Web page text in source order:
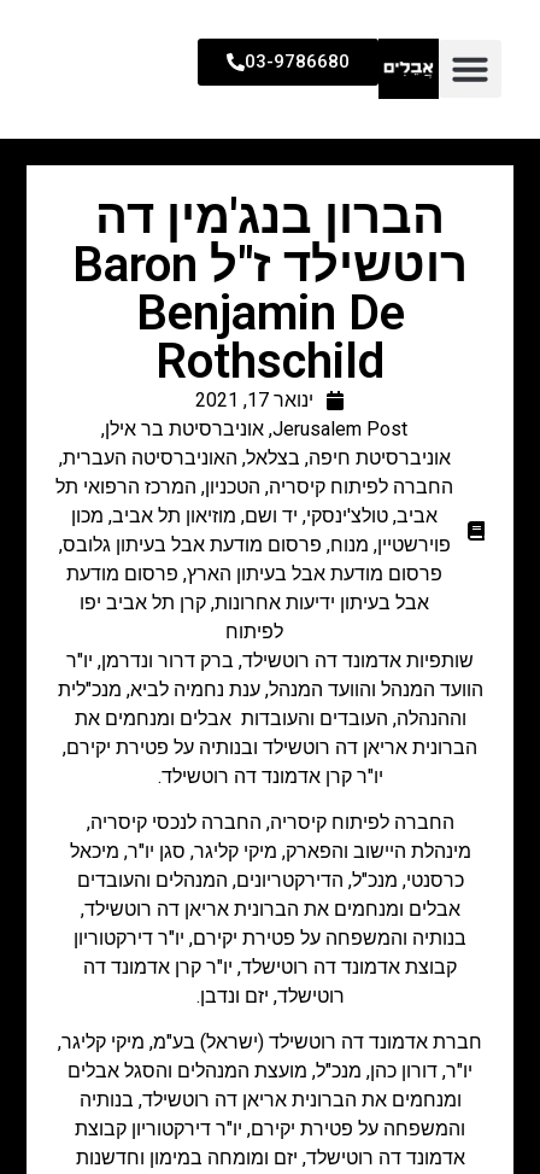
03-9786680
הברון בנג'מין דה
רוטשילד ז"ל Baron
Benjamin De
Rothschild
ינואר 17, 2021
Jerusalem Post
, אוניברסיטת בר אילן,
אוניברסיטת חיפה, בצלאל, האוניברסיטה העברית,
החברה לפיתוח קיסריה, הטכניון, המרכז הרפואי תל
אביב, טולצ'ינסקי, יד ושם, מוזיאון תל אביב, מכון
פוירשטיין, מנוח, פרסום מודעת אבל בעיתון גלובס,
פרסום מודעת אבל בעיתון הארץ, פרסום מודעת
אבל בעיתון ידיעות אחרונות, קרן תל אביב יפו
לפיתוח
שותפיות אדמונד דה רוטשילד, ברק דרור ונדרמן, יו"ר
הוועד המנהל והוועד המנהל, ענת נחמיה לביא, מנכ"לית
וההנהלה, העובדים והעובדות אבלים ומנחמים את
הברונית אריאן דה רוטשילד ובנותיה על פטירת יקירם,
יו"ר קרן אדמונד דה רוטשילד.
החברה לפיתוח קיסריה, החברה לנכסי קיסריה,
מינהלת היישוב והפארק, מיקי קליגר, סגן יו"ר, מיכאל
כרסנטי, מנכ"ל, הדירקטריונים, המנהלים והעובדים
אבלים ומנחמים את הברונית אריאן דה רוטשילד,
בנותיה והמשפחה על פטירת יקירם, יו"ר דירקטוריון
קבוצת אדמונד דה רוטישלד, יו"ר קרן אדמונד דה
רוטישלד, יזם ונדבן.
חברת אדמונד דה רוטשילד (ישראל) בע"מ, מיקי קליגר,
יו"ר, דורון כהן, מנכ"ל, מועצת המנהלים והסגל אבלים
ומנחמים את הברונית אריאן דה רוטשילד, בנותיה
והמשפחה על פטירת יקירם, יו"ר דירקטוריון קבוצת
אדמונד דה רוטישלד, יזם ומומחה במימון וחדשנות